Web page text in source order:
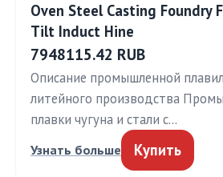
Oven Steel Casting Foundry
Tilt Induct Hine
7948115.42 RUB
Описание промышленной
литейного производства
плавки чугуна и стали с…
Узнать больше Купить